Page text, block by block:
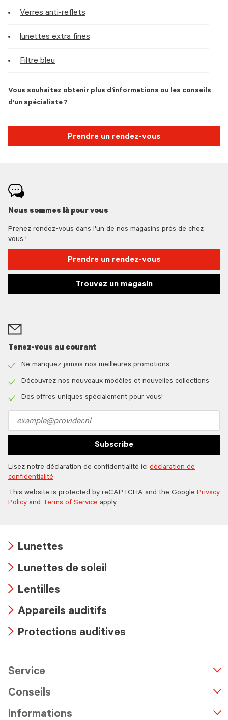
Verres anti-reflets
lunettes extra fines
Filtre bleu
Vous souhaitez obtenir plus d’informations ou les conseils
d’un spécialiste ?
Prendre un rendez-vous
Nous sommes là pour vous
Prenez rendez-vous dans l'un de nos magasins près de chez
vous !
Prendre un rendez-vous
Trouvez un magasin
Tenez-vous au courant
icon
Ne manquez jamais nos meilleures promotions
icon
Découvrez nos nouveaux modèles et nouvelles collections
Des offres uniques spécialement pour vous!
address
Subscribe
Lisez notre déclaration de confidentialité ici déclaration de
confidentialité
This website is protected by reCAPTCHA and the Google Privacy
Policy and Terms of Service apply
icon
Lunettes
icon
Lunettes de soleil
icon
Lentilles
icon
Appareils auditifs
Protections auditives
Service
Conseils
Informations